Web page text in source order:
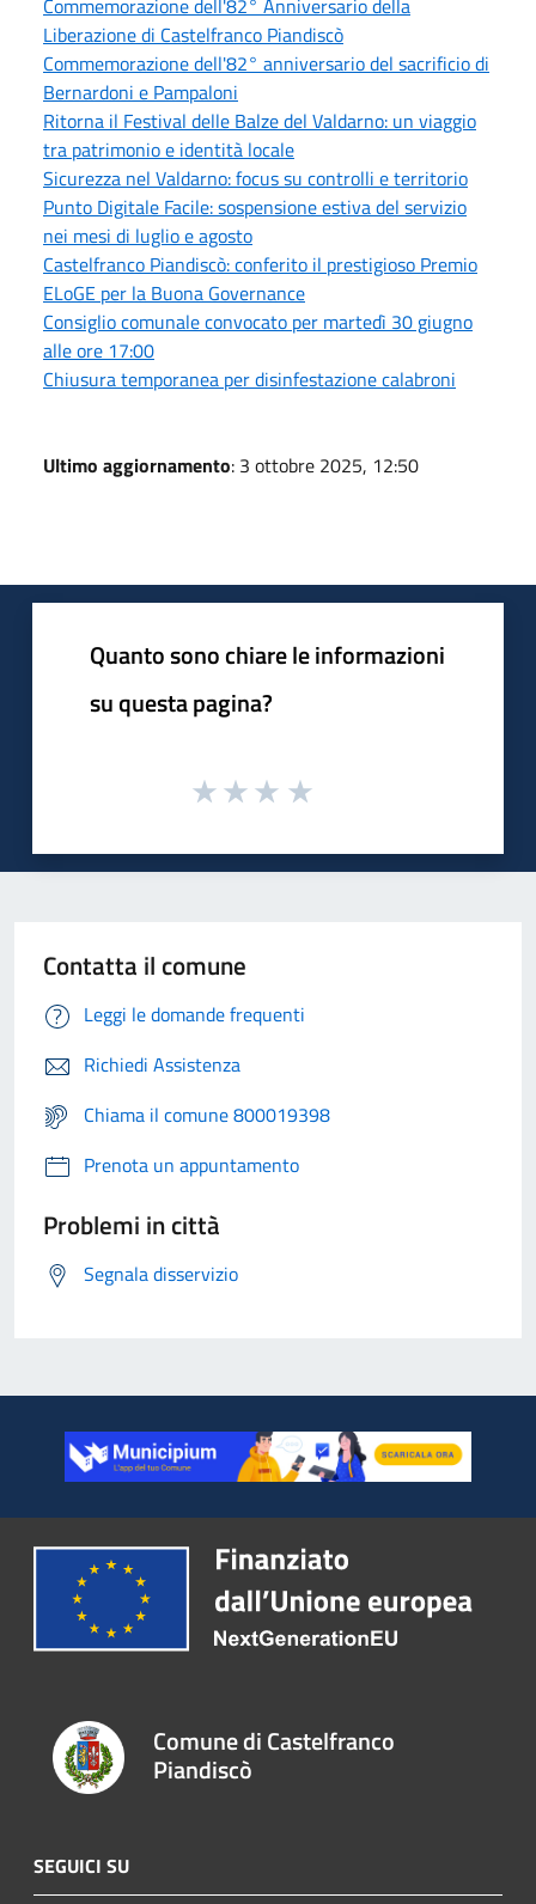
Liberazione di Castelfranco Piandiscò
Commemorazione dell'82° anniversario del sacrificio di
Bernardoni e Pampaloni
Ritorna il Festival delle Balze del Valdarno: un viaggio
tra patrimonio e identità locale
Sicurezza nel Valdarno: focus su controlli e territorio
Punto Digitale Facile: sospensione estiva del servizio
nei mesi di luglio e agosto
Castelfranco Piandiscò: conferito il prestigioso Premio
ELoGE per la Buona Governance
Consiglio comunale convocato per martedì 30 giugno
alle ore 17:00
Chiusura temporanea per disinfestazione calabroni
Ultimo aggiornamento: 3 ottobre 2025, 12:50
Quanto sono chiare le informazioni
su questa pagina?
Contatta il comune
Leggi le domande frequenti
Richiedi Assistenza
Chiama il comune 800019398
Prenota un appuntamento
Problemi in città
Segnala disservizio
Comune di Castelfranco
Piandiscò
SEGUICI SU